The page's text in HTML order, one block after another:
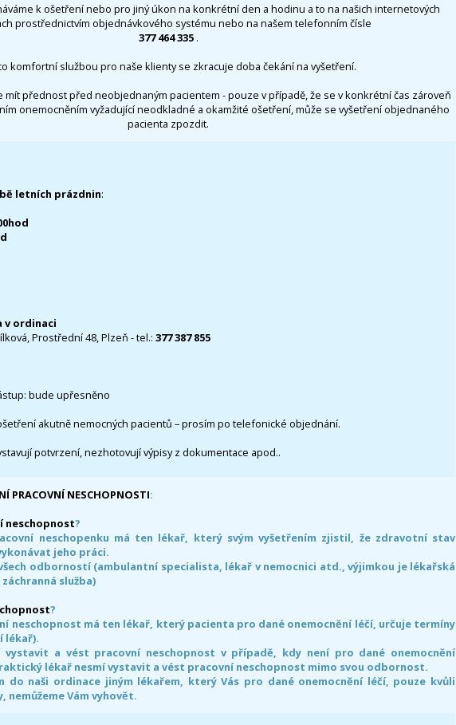
k ošetření nebo pro jiný úkon na konkrétní den a hodinu a to na našich internetových
prostřednictvím objednávkového systému nebo na našem telefonním čísle
377 464 335 .
komfortní službou pro naše klienty se zkracuje doba čekání na vyšetření.
mít přednost před neobjednaným pacientem - pouze v případě, že se v konkrétní čas zároveň
onemocněním vyžadující neodkladné a okamžité ošetření, může se vyšetření objednaného
pacienta zpozdit.
letních prázdnin:
v ordinaci
Prostřední 48, Plzeň - tel.: 377 387 855
bude upřesněno
akutně nemocných pacientů – prosím po telefonické objednání.
potvrzení, nezhotovují výpisy z dokumentace apod..
PRACOVNÍ NESCHOPNOSTI:
neschopnost?
neschopenku má ten lékař, který svým vyšetřením zjistil, že zdravotní stav
jeho práci.
odborností (ambulantní specialista, lékař v nemocnici atd., výjimkou je lékařská
služba)
?
neschopnost má ten lékař, který pacienta pro dané onemocnění léčí, určuje termíny
lékař).
vystavit a vést pracovní neschopnost v případě, kdy není pro dané onemocnění
lékař nesmí vystavit a vést pracovní neschopnost mimo svou odbornost.
do naši ordinace jiným lékařem, který Vás pro dané onemocnění léčí, pouze kvůli
nemůžeme Vám vyhovět.